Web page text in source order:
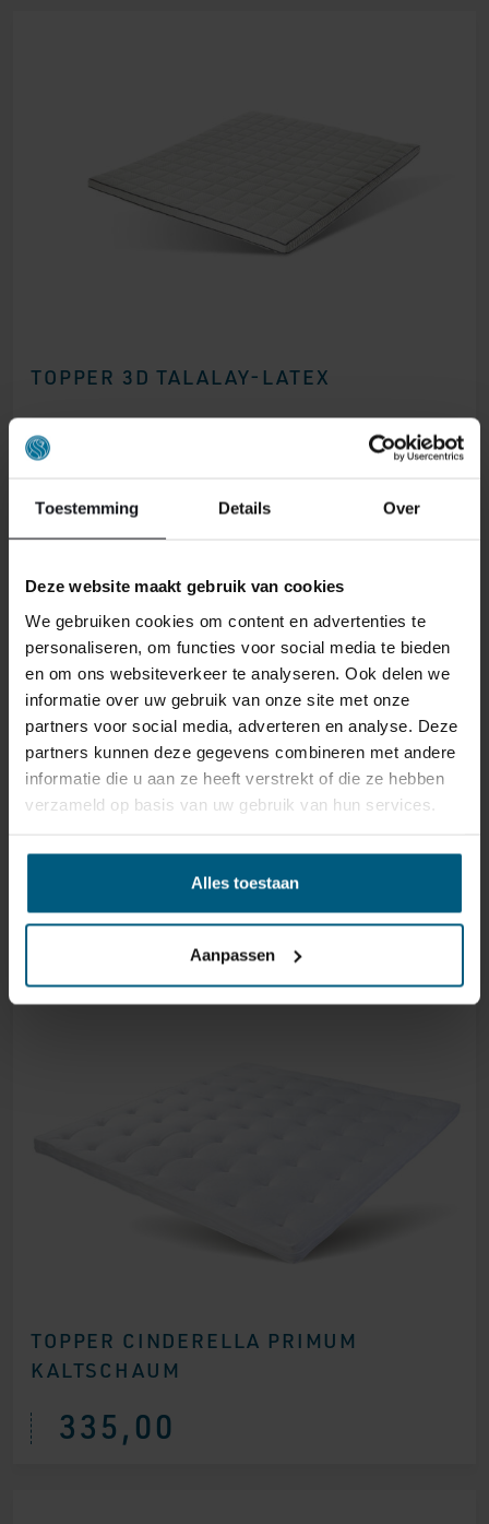
Toestemming Details Over
Deze website maakt gebruik van cookies
We gebruiken cookies om content en advertenties te
personaliseren, om functies voor social media te bieden
en om ons websiteverkeer te analyseren. Ook delen we
informatie over uw gebruik van onze site met onze
partners voor social media, adverteren en analyse. Deze
partners kunnen deze gegevens combineren met andere
informatie die u aan ze heeft verstrekt of die ze hebben
verzameld op basis van uw gebruik van hun services.
Alles toestaan
Aanpassen
TOPPER 3D TALALAY-LATEX
459,00
475,00
TOPPER CINDERELLA PRIMUM
KALTSCHAUM
335,00